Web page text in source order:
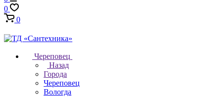
0
0
Череповец
Назад
Города
Череповец
Вологда